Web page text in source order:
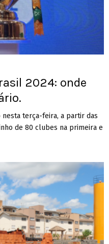
2024: onde
nesta terça-feira, a partir das
de 80 clubes na primeira e